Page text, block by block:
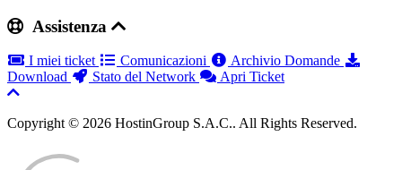
Assistenza
I miei ticket Comunicazioni
Archivio Domande
Download
Stato del Network Apri Ticket
Copyright © 2026 HostinGroup S.A.C.. All Rights Reserved.